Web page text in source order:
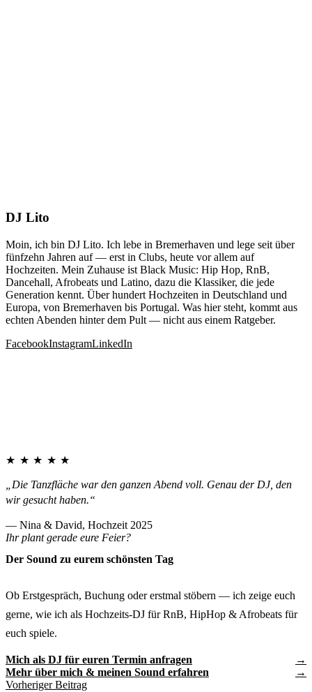
DJ Lito
Moin, ich bin DJ Lito. Ich lebe in Bremerhaven und lege seit über
fünfzehn Jahren auf — erst in Clubs, heute vor allem auf
Hochzeiten. Mein Zuhause ist Black Music: Hip Hop, RnB,
Dancehall, Afrobeats und Latino, dazu die Klassiker, die jede
Generation kennt. Über hundert Hochzeiten in Deutschland und
Europa, von Bremerhaven bis Portugal. Was hier steht, kommt aus
echten Abenden hinter dem Pult — nicht aus einem Ratgeber.
FacebookInstagramLinkedIn
★★★★★
„Die Tanzfläche war den ganzen Abend voll. Genau der DJ, den
wir gesucht haben.“
— Nina & David, Hochzeit 2025
Ihr plant gerade eure Feier?
Der Sound zu eurem schönsten Tag
Ob Erstgespräch, Buchung oder erstmal stöbern — ich zeige euch
gerne, wie ich als Hochzeits-DJ für RnB, HipHop & Afrobeats für
euch spiele.
Mich als DJ für euren Termin anfragen
Mehr über mich & meinen Sound erfahren
Vorheriger Beitrag